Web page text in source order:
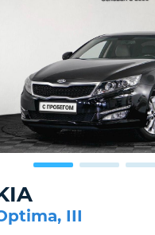
III